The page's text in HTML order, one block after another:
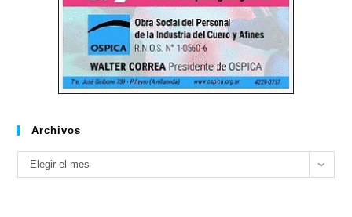
Archivos
Archivos
Elegir el mes